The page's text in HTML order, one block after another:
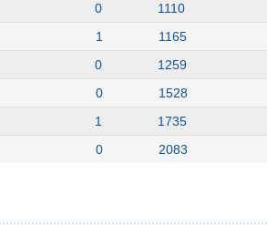
0 1110
1 1165
0 1259
0 1528
1 1735
0 2083